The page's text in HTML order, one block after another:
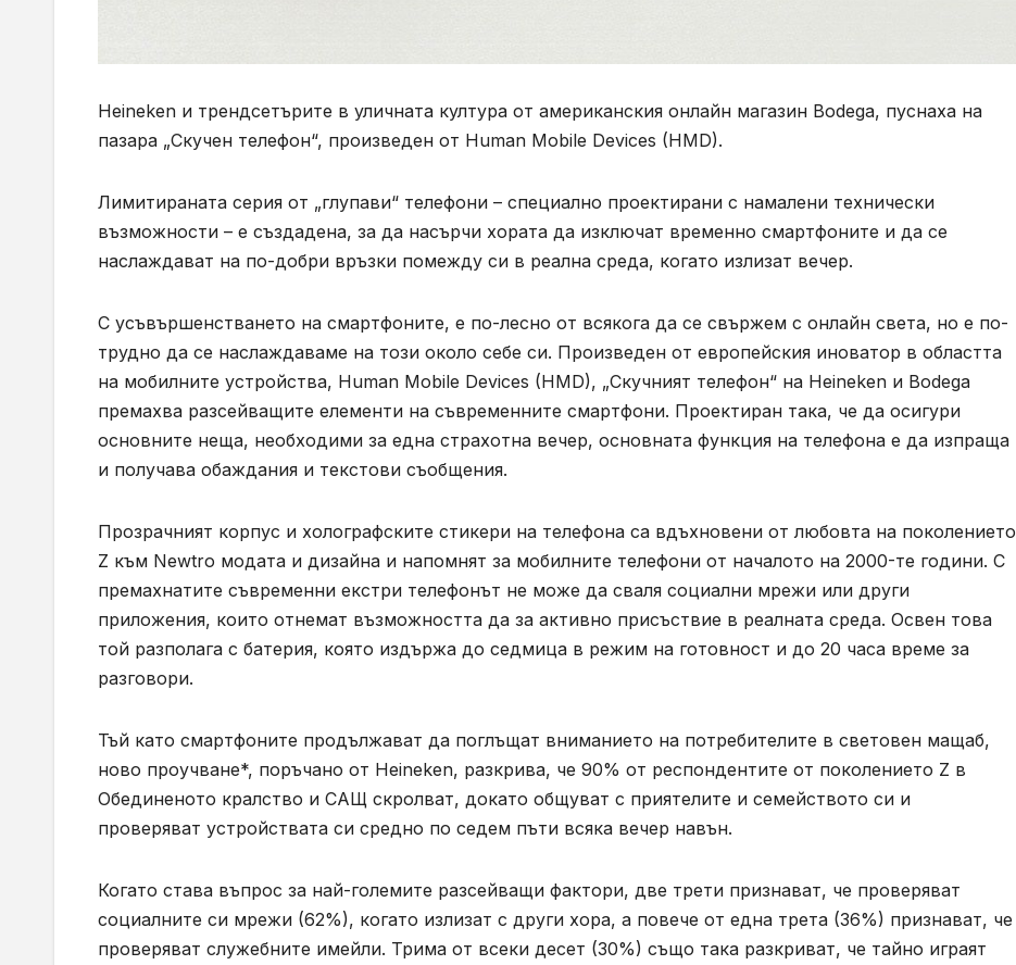
Heineken и трендсетърите в уличната култура от американския онлайн магазин Bodega, пуснаха на
пазара „Скучен телефон“, произведен от Human Mobile Devices (HMD).
Лимитираната серия от „глупави“ телефони – специално проектирани с намалени технически
възможности – е създадена, за да насърчи хората да изключат временно смартфоните и да се
наслаждават на по-добри връзки помежду си в реална среда, когато излизат вечер.
С усъвършенстването на смартфоните, е по-лесно от всякога да се свържем с онлайн света, но е по-
трудно да се наслаждаваме на този около себе си. Произведен от европейския иноватор в областта
на мобилните устройства, Human Mobile Devices (HMD), „Скучният телефон“ на Heineken и Bodega
премахва разсейващите елементи на съвременните смартфони. Проектиран така, че да осигури
основните неща, необходими за една страхотна вечер, основната функция на телефона е да изпраща
и получава обаждания и текстови съобщения.
Прозрачният корпус и холографските стикери на телефона са вдъхновени от любовта на поколението
Z към Newtro модата и дизайна и напомнят за мобилните телефони от началото на 2000-те години. С
премахнатите съвременни екстри телефонът не може да сваля социални мрежи или други
приложения, които отнемат възможността да за активно присъствие в реалната среда. Освен това
той разполага с батерия, която издържа до седмица в режим на готовност и до 20 часа време за
разговори.
Тъй като смартфоните продължават да поглъщат вниманието на потребителите в световен мащаб,
ново проучване*, поръчано от Heineken, разкрива, че 90% от респондентите от поколението Z в
Обединеното кралство и САЩ скролват, докато общуват с приятелите и семейството си и
проверяват устройствата си средно по седем пъти всяка вечер навън.
Когато става въпрос за най-големите разсейващи фактори, две трети признават, че проверяват
социалните си мрежи (62%), когато излизат с други хора, а повече от една трета (36%) признават, че
проверяват служебните имейли. Трима от всеки десет (30%) също така разкриват, че тайно играят